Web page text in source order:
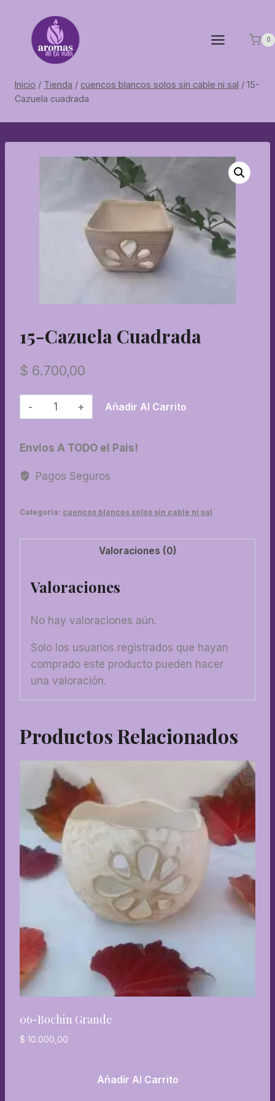
contenido
0
Inicio / Tienda / cuencos blancos solos sin cable ni sal / 15-
Cazuela cuadrada
15-Cazuela Cuadrada
$ 6.700,00
15-
Cazuela
cantidad
Añadir Al Carrito
Envios A TODO el Pais!
Pagos Seguros
Categoría: cuencos blancos solos sin cable ni sal
Valoraciones (0)
Valoraciones
No hay valoraciones aún.
Solo los usuarios registrados que hayan
comprado este producto pueden hacer
una valoración.
Productos Relacionados
06-Bochin Grande
$ 10.000,00
Añadir Al Carrito